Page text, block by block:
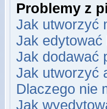
Problemy z
Jak utworzyć
Jak edytować
Jak dodawać
Jak utworzyć
Dlaczego nie
Jak